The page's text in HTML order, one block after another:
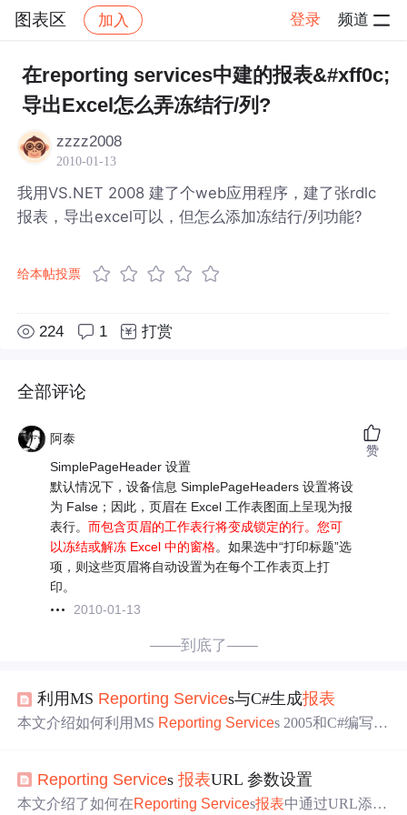
图表区 加入 登录 频道
社区 图表区 帖子详情
在reporting services中建的报表&#xff0c;
导出Excel怎么弄冻结行/列?
zzzz2008
2010-01-13
我用VS.NET 2008 建了个web应用程序，建了张rdlc
报表，导出excel可以，但怎么添加冻结行/列功能?
给本帖投票
224 1 打赏
全部评论
阿泰
SimplePageHeader 设置
默认情况下，设备信息 SimplePageHeaders 设置将设
为 False；因此，页眉在 Excel 工作表图面上呈现为报
表行。而包含页眉的工作表行将变成锁定的行。您可
以冻结或解冻 Excel 中的窗格。如果选中“打印标题”选
项，则这些页眉将自动设置为在每个工作表页上打
印。
2010-01-13
赞
——到底了——
利用MS Reporting Services与C#生成报表
本文介绍如何利用MS Reporting Services 2005和C#编写报
器、设置数据集、生成报表以及编写C#代码实现数据填
充。
Reporting Services报表URL 参数设置
本文介绍了如何在Reporting Services报表中通过URL添加